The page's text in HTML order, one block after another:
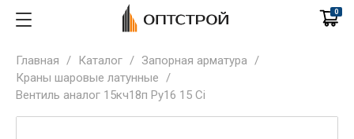
0
Главная / Каталог / Запорная арматура /
Краны шаровые латунные /
Вентиль аналог 15кч18п Ру16 15 Ci